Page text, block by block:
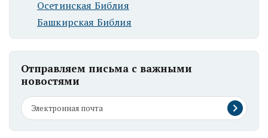
Осетинская Библия
Башкирская Библия
Отправляем письма с важными
новостями